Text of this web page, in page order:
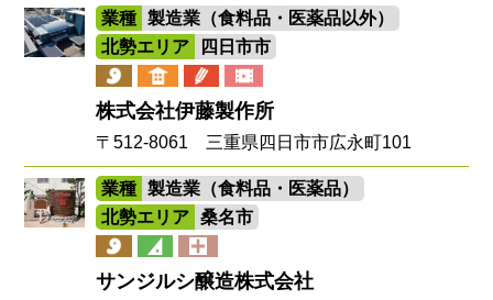
業種
製造業（食料品・医薬品以外）
北勢エリア
四日市市
株式会社伊藤製作所
〒512-8061 三重県四日市市広永町101
業種
製造業（食料品・医薬品）
北勢エリア
桑名市
サンジルシ醸造株式会社